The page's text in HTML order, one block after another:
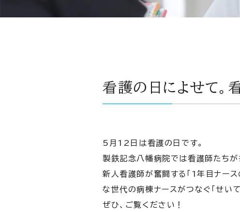
看護の日によせて。
5月12日は看護の日です。
製鉄記念八幡病院では看護師たちが
新人看護師が奮闘する「1年目ナース
な世代の病棟ナースがつなぐ「せいて
ぜひ、ご覧ください！